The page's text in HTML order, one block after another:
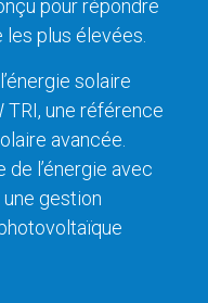
pour répondre
plus élevées.
solaire
TRI, une référence
avancée.
l’énergie avec
gestion